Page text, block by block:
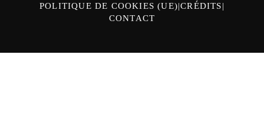
POLITIQUE DE COOKIES (UE) CRÉDITS
CONTACT